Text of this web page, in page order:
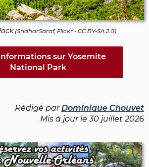
(SridharSaraf, Flickr - CC BY-SA 2.0)
sur Yosemite
National Park
Rédigé parDominique Chouvet
Mis à jour le30 juillet 2026